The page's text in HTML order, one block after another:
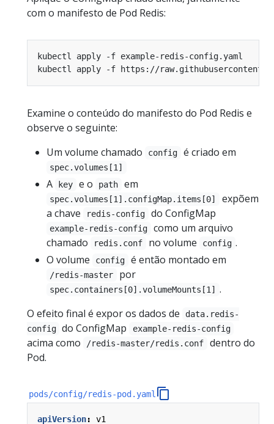
com o manifesto de Pod Redis:
Examine o conteúdo do manifesto do Pod Redis e
observe o seguinte:
Um volume chamado
config é criado em
spec.volumes[1]
A key e o path em
spec.volumes[1].configMap.items[0]
expõem
a chave
redis-config do ConfigMap
example-redis-config
como um arquivo
chamado
redis.conf no volume config .
O volume
config é então montado em
/redis-master por
spec.containers[0].volumeMounts[1]
.
O efeito final é expor os dados de
data.redis-
config do ConfigMap example-redis-config
acima como /redis-master/redis.conf
dentro do
Pod.
pods/config/redis-pod.yaml
apiVersion: v1